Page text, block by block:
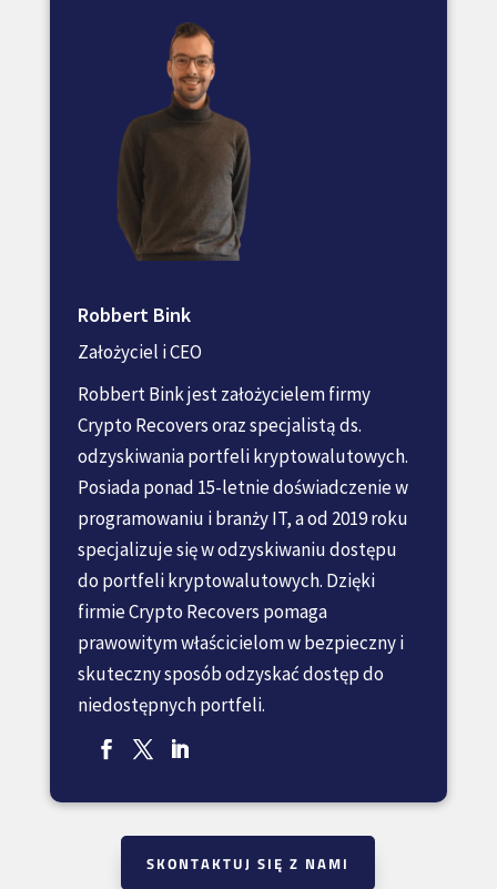
Robbert Bink
Założyciel i CEO
Robbert Bink jest założycielem firmy
Crypto Recovers oraz specjalistą ds.
odzyskiwania portfeli kryptowalutowych.
Posiada ponad 15-letnie doświadczenie w
programowaniu i branży IT, a od 2019 roku
specjalizuje się w odzyskiwaniu dostępu
do portfeli kryptowalutowych. Dzięki
firmie Crypto Recovers pomaga
prawowitym właścicielom w bezpieczny i
skuteczny sposób odzyskać dostęp do
niedostępnych portfeli.
SKONTAKTUJ SIĘ Z NAMI